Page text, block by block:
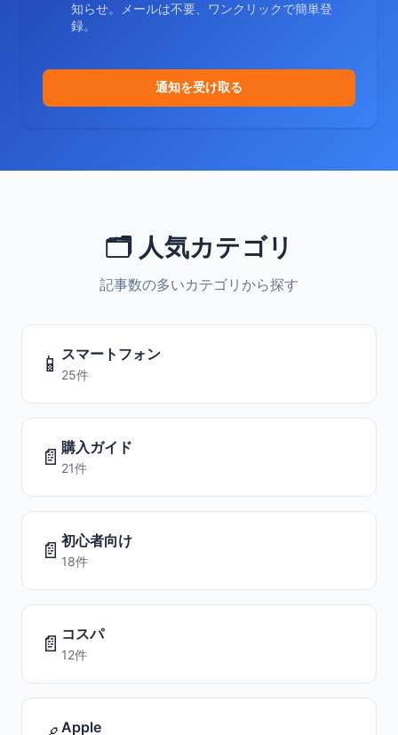
知らせ。メールは不要、ワンクリックで簡単登
録。
通知を受け取る
🗂️ 人気カテゴリ
記事数の多いカテゴリから探す
📱 スマートフォン
25件
📄 購入ガイド
21件
📄 初心者向け
18件
📄 コスパ
12件
Apple